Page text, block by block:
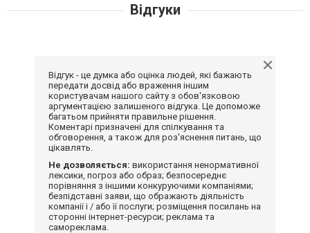
Відгуки
Відгук - це думка або оцінка людей, які бажають
передати досвід або враження іншим
користувачам нашого сайту з обов'язковою
аргументацією залишеного відгука. Це допоможе
багатьом прийняти правильне рішення.
Коментарі призначені для спілкування та
обговорення, а також для роз'яснення питань, що
цікавлять.
Не дозволяється: використання ненормативної
лексики, погроз або образ; безпосереднє
порівняння з іншими конкуруючими компаніями;
безпідставні заяви, що ображають діяльність
компанії і / або її послуги; розміщення посилань на
сторонні інтернет-ресурси; реклама та
самореклама.